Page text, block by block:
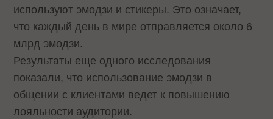
используют эмодзи и стикеры. Это означает,
что каждый день в мире отправляется около 6
млрд эмодзи.
Результаты еще одного исследования
показали, что использование эмодзи в
общении с клиентами ведет к повышению
лояльности аудитории.